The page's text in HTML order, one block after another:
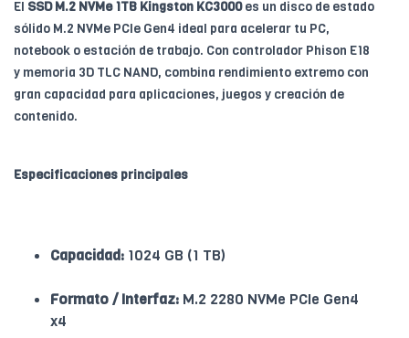
El SSD M.2 NVMe 1TB Kingston KC3000es un disco de estado
sólido M.2 NVMe PCIe Gen4 ideal para acelerar tu PC,
notebook o estación de trabajo. Con controlador Phison E18
y memoria 3D TLC NAND, combina rendimiento extremo con
gran capacidad para aplicaciones, juegos y creación de
contenido.
Especificaciones principales
Capacidad: 1024 GB (1 TB)
Formato / Interfaz: M.2 2280 NVMe PCIe Gen4
x4